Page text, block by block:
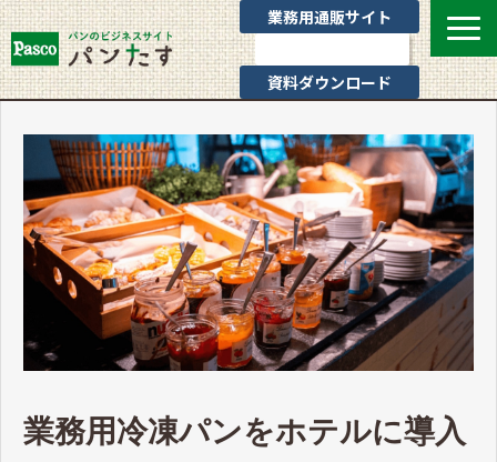
業務用通販サイト
資料ダウンロード
業態別提案
カテゴリ一覧
お役立ちブログ
Pascoのサポート
通販サイトのご案内
よくあるご質問
業務用冷凍パンをホテルに導入